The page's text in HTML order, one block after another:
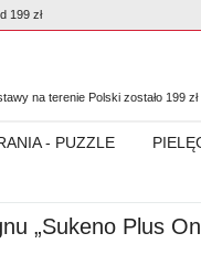
199 zł
na terenie Polski zostało 199 zł
- PUZZLE
„Sukeno Plus